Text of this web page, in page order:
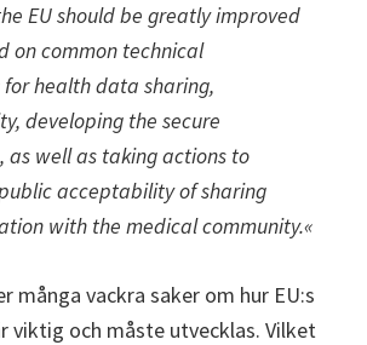
EU should be greatly improved
on common technical
health data sharing,
developing the secure
as well as taking actions to
acceptability of sharing
with the medical community.«
många vackra saker om hur EU:s
viktig och måste utvecklas. Vilket